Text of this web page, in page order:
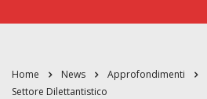
Home News Approfondimenti
Settore Dilettantistico